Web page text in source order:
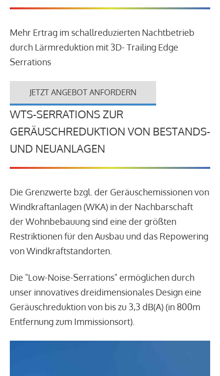
Mehr Ertrag im schallreduzierten Nachtbetrieb
durch Lärmreduktion mit 3D- Trailing Edge
Serrations
JETZT ANGEBOT ANFORDERN
WTS-SERRATIONS ZUR
GERÄUSCHREDUKTION VON BESTANDS-
UND NEUANLAGEN
Die Grenzwerte bzgl. der Geräuschemissionen von
Windkraftanlagen (WKA) in der Nachbarschaft
der Wohnbebauung sind eine der größten
Restriktionen für den Ausbau und das Repowering
von Windkraftstandorten.
Die "Low-Noise-Serrations" ermöglichen durch
unser innovatives dreidimensionales Design eine
Geräuschreduktion von bis zu 3,3 dB(A) (in 800m
Entfernung zum Immissionsort).